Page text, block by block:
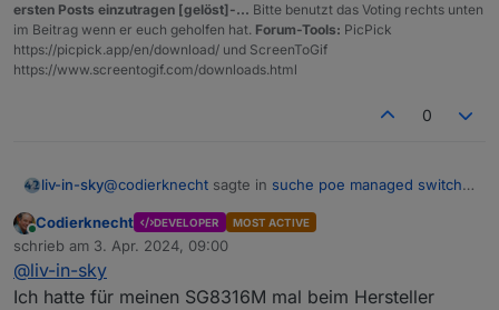
Passt leider nicht in 10"
ersten Posts einzutragen [gelöst]-... Bitte benutzt das Voting rechts unten
im Beitrag wenn er euch geholfen hat. Forum-Tools: PicPick
https://picpick.app/en/download/ und ScreenToGif
https://www.screentogif.com/downloads.html
0
liv-in-sky@codierknecht sagte in suche poe managed switch
Kommt vermutlich auch darauf an, was man
ja - das tut es
Online
Codierknecht DEVELOPER MOST ACTIVE
schrieb am 3. Apr. 2024, 09:00
zuletzt editiert von
@liv-in-sky
Ich hatte für meinen SG8316M mal beim Hersteller